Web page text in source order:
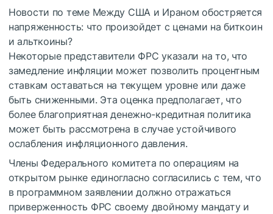
Новости по теме Между США и Ираном обостряется
напряженность: что произойдет с ценами на биткоин
и альткоины?
Некоторые представители ФРС указали на то, что
замедление инфляции может позволить процентным
ставкам оставаться на текущем уровне или даже
быть сниженными. Эта оценка предполагает, что
более благоприятная денежно-кредитная политика
может быть рассмотрена в случае устойчивого
ослабления инфляционного давления.
Члены Федерального комитета по операциям на
открытом рынке единогласно согласились с тем, что
в программном заявлении должно отражаться
приверженность ФРС своему двойному мандату и